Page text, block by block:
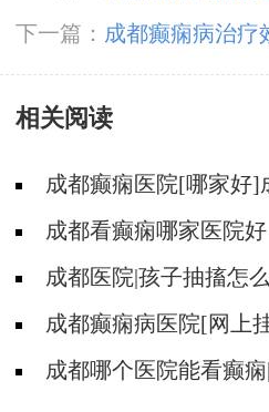
理。
下一篇： 成都癫痫病治疗
癫痫病
相关阅读
成都癫痫医院[哪家好]
恢复吗?
成都看癫痫哪家医院
些行为能有效减少癫痫带
成都医院|孩子抽搐怎
效果怎么办?
成都癫痫病医院[网上
动吗?成都哪个医院能看癫